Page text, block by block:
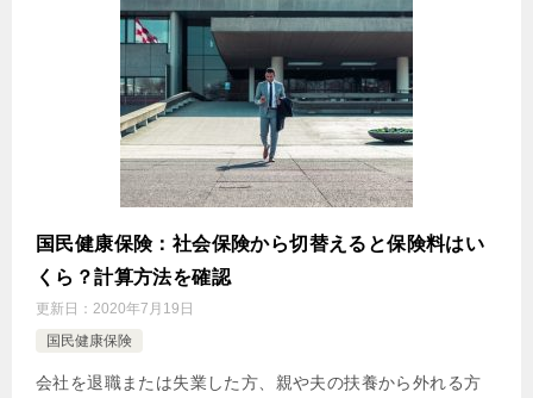
できるのか？調べてまとめてみました。
続きを読む